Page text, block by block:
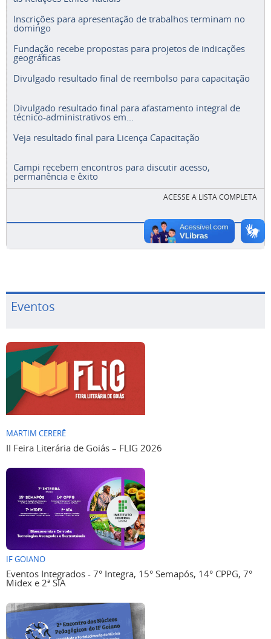
Inscrições para apresentação de trabalhos terminam no
domingo
Fundação recebe propostas para projetos de indicações
geográficas
Divulgado resultado final de reembolso para capacitação
Divulgado resultado final para afastamento integral de
técnico-administrativos em...
Veja resultado final para Licença Capacitação
Campi recebem encontros para discutir acesso,
permanência e êxito
ACESSE A LISTA COMPLETA
Eventos
MARTIM CERERÊ
II Feira Literária de Goiás – FLIG 2026
IF GOIANO
Eventos Integrados - 7° Integra, 15° Semapós, 14° CPPG, 7°
Midex e 2ª SIA